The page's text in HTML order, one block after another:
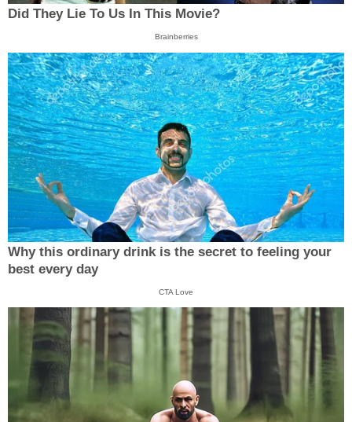
Did They Lie To Us In This Movie?
Brainberries
Why this ordinary drink is the secret to feeling your
best every day
CTA Love